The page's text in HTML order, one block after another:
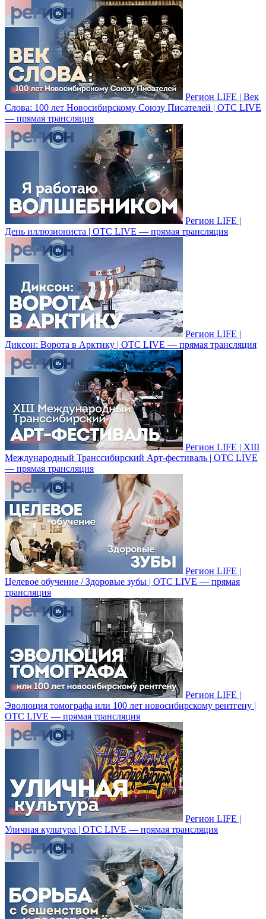
Регион LIFE | Век
Слова: 100 лет Новосибирскому Союзу Писателей | ОТС LIVE
— прямая трансляция
Регион LIFE |
День иллюзиониста | ОТС LIVE — прямая трансляция
Регион LIFE |
Диксон: Ворота в Арктику | ОТС LIVE — прямая трансляция
Регион LIFE | XIII
Международный Транссибирский Арт-фестиваль | ОТС LIVE
— прямая трансляция
Регион LIFE |
Целевое обучение / Здоровые зубы | ОТС LIVE — прямая
трансляция
Регион LIFE |
Эволюция томографа или 100 лет новосибирскому рентгену |
ОТС LIVE — прямая трансляция
Регион LIFE |
Уличная культура | ОТС LIVE — прямая трансляция